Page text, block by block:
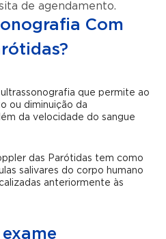
de agendamento.
Com
que permite ao
ou diminuição da
da velocidade do sangue
das Parótidas tem como
salivares do corpo humano
anteriormente às